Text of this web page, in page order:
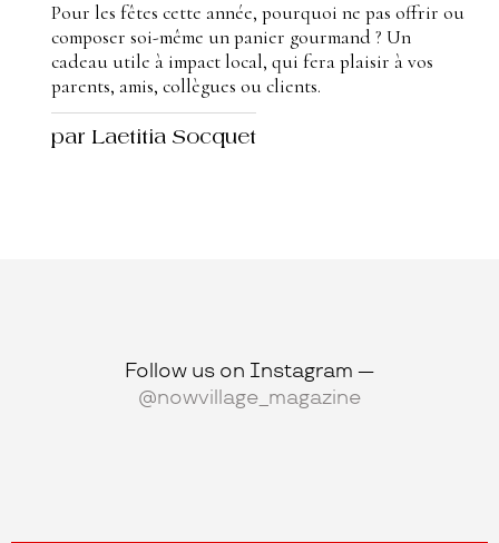
Pour les fêtes cette année, pourquoi ne pas offrir ou
composer soi-même un panier gourmand ? Un
cadeau utile à impact local, qui fera plaisir à vos
parents, amis, collègues ou clients.
par Laetitia Socquet
Follow us on Instagram —
@nowvillage_magazine